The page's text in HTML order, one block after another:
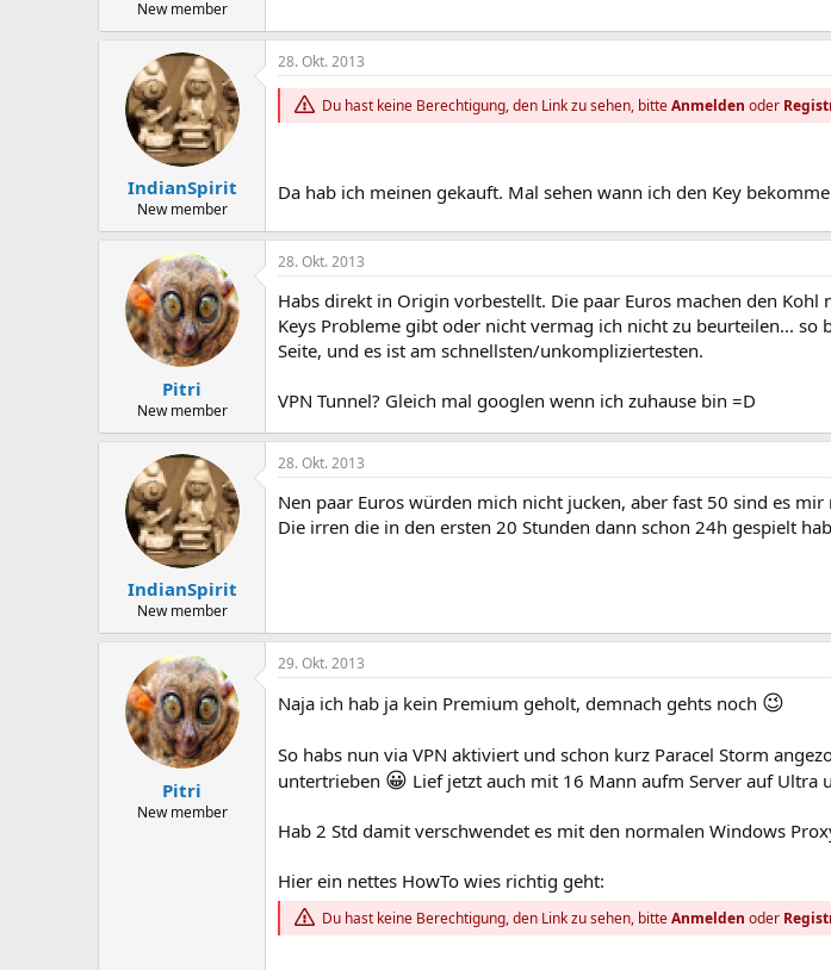
New member
IndianSpirit
New member
28. Okt. 2013
Du hast keine Berechtigung, den Link zu sehen, bitteAnmelden oder
Da hab ich meinen gekauft. Mal sehen wann ich den Key
Pitri
New member
28. Okt. 2013
Habs direkt in Origin vorbestellt. Die paar Euros machen den
Keys Probleme gibt oder nicht vermag ich nicht zu beurteilen... so
Seite, und es ist am schnellsten/unkompliziertesten.
VPN Tunnel? Gleich mal googlen wenn ich zuhause bin =D
IndianSpirit
New member
28. Okt. 2013
Nen paar Euros würden mich nicht jucken, aber fast 50 sind es
Die irren die in den ersten 20 Stunden dann schon 24h gespielt
Pitri
New member
29. Okt. 2013
Naja ich hab ja kein Premium geholt, demnach gehts noch 😉
So habs nun via VPN aktiviert und schon kurz Paracel Storm
untertrieben 😀 Lief jetzt auch mit 16 Mann aufm Server auf Ultra
Hab 2 Std damit verschwendet es mit den normalen Windows
Hier ein nettes HowTo wies richtig geht:
Du hast keine Berechtigung, den Link zu sehen, bitteAnmelden oder